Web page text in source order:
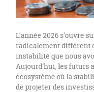
L’année 2026 s’ouvre
radicalement différent
instabilité que nous
Aujourd’hui, les futurs
écosystème où la
de projeter des